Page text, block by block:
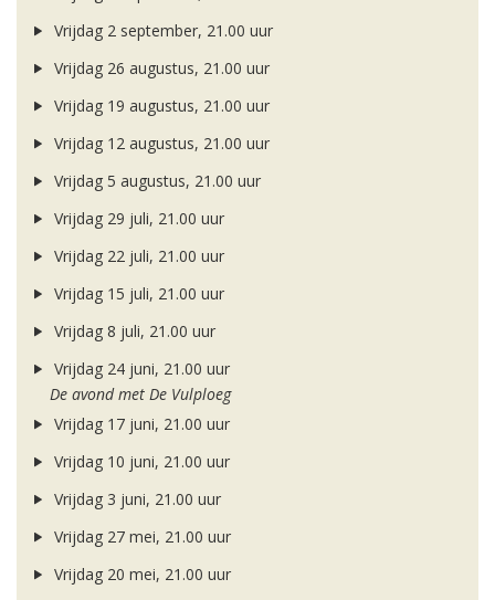
Vrijdag 2 september, 21.00 uur
Vrijdag 26 augustus, 21.00 uur
Vrijdag 19 augustus, 21.00 uur
Vrijdag 12 augustus, 21.00 uur
Vrijdag 5 augustus, 21.00 uur
Vrijdag 29 juli, 21.00 uur
Vrijdag 22 juli, 21.00 uur
Vrijdag 15 juli, 21.00 uur
Vrijdag 8 juli, 21.00 uur
Vrijdag 24 juni, 21.00 uur
De avond met De Vulploeg
Vrijdag 17 juni, 21.00 uur
Vrijdag 10 juni, 21.00 uur
Vrijdag 3 juni, 21.00 uur
Vrijdag 27 mei, 21.00 uur
Vrijdag 20 mei, 21.00 uur